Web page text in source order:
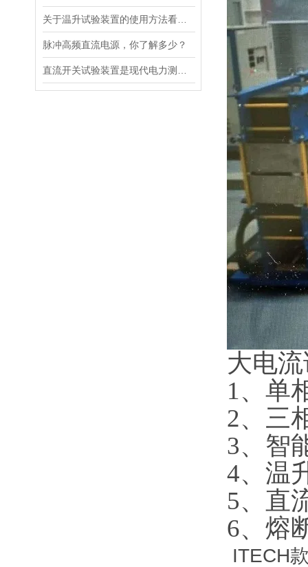
脉冲高频直流电源，你了解多少？
大电
1、单
2、三
3、智
4、温
5、直
6、熔
ITECH